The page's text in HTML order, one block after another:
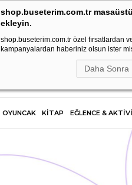
shop.buseterim.com.tr
ekleyin.
shop.buseterim.com.tr özel fırsatlardan
kampanyalardan haberiniz olsun ister
Daha Sonra
KOLAY İADE
OYUNCAK KİTAP EĞLENCE &